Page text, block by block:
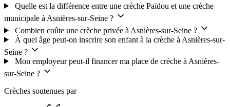
Quelle est la différence entre une crèche Païdou et une crèche
municipale à Asnières-sur-Seine ?
Combien coûte une crèche privée à Asnières-sur-Seine ?
À quel âge peut-on inscrire son enfant à la crèche à Asnières-sur-
Seine ?
Mon employeur peut-il financer ma place de crèche à Asnières-
sur-Seine ?
Crèches soutenues par